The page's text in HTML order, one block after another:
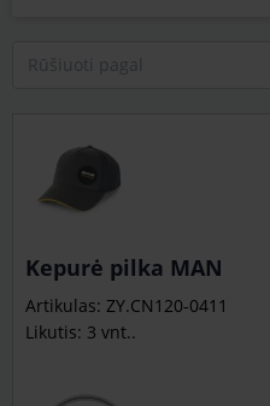
Rūšiuoti pagal
Kepurė pilka MAN
Artikulas: ZY.CN120-0411
Likutis: 3 vnt..